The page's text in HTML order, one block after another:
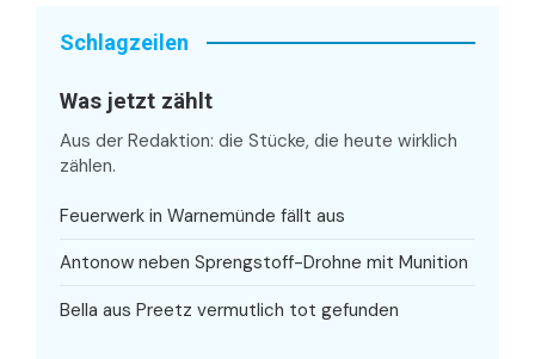
Schlagzeilen
Was jetzt zählt
Aus der Redaktion: die Stücke, die heute wirklich
zählen.
Feuerwerk in Warnemünde fällt aus
Antonow neben Sprengstoff-Drohne mit Munition
Bella aus Preetz vermutlich tot gefunden